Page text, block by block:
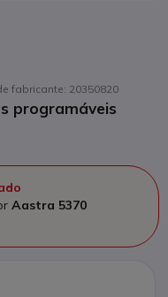
fabricante: 20350820
programáveis
Aastra 5370